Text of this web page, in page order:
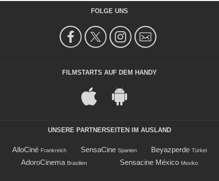
FOLGE UNS
FILMSTARTS AUF DEM HANDY
UNSERE PARTNERSEITEN IM AUSLAND
AlloCiné Frankreich SensaCine Spanien Beyazperde Türkei
AdoroCinema Brasilien Sensacine México Mexiko